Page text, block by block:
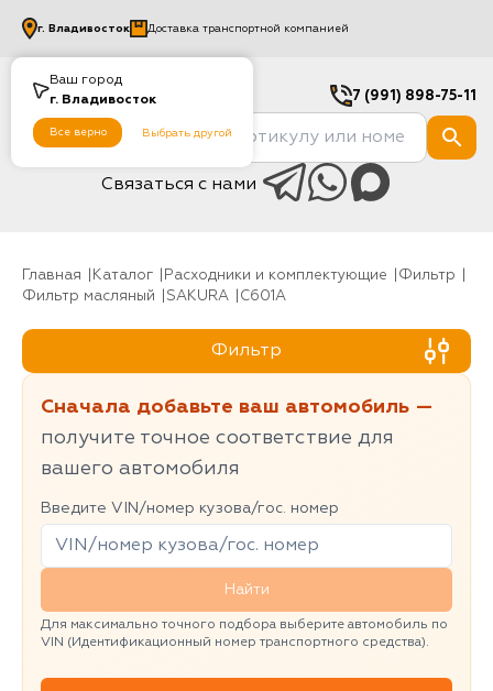
Ваш город
г. Владивосток
Все верно Выбрать другой
г. Владивосток Доставка транспортной компанией
7 (991) 898-75-11
Связаться с нами
Главная Каталог Расходники и комплектующие
фильтр
Фильтр масляный
SAKURA C601A
Фильтр
Сначала добавьте ваш автомобиль —
получите точное соответствие для
вашего автомобиля
Введите VIN/номер кузова/гос. номер
Найти
Для максимально точного подбора выберите автомобиль по
VIN (Идентификационный номер транспортного средства).